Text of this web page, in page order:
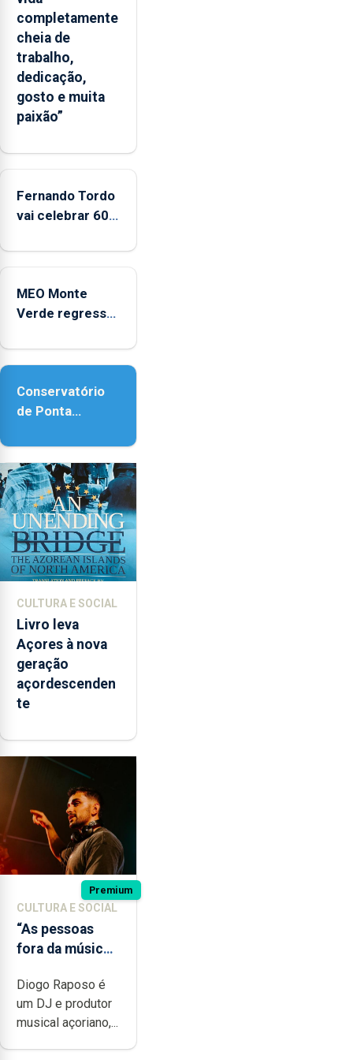
apresenta
um
“decréscimo
significativo”
da
CPUE
entre
e
completamente
cheia de
trabalho,
dedicação,
gosto e muita
paixão”
Fernando Tordo
vai celebrar 60
no Coliseu
MEO Monte
Verde regressa
acessibilidade
Conservatório
de Ponta
contar com
novos
instrumentos
CULTURA E SOCIAL
Livro leva
Açores à nova
geração
açordescenden
te
Premium
CULTURA E SOCIAL
“As pessoas
fora da música
noção do quão
difícil é
produzir uma
música”
Diogo Raposo é
um DJ e produtor
musical açoriano,...